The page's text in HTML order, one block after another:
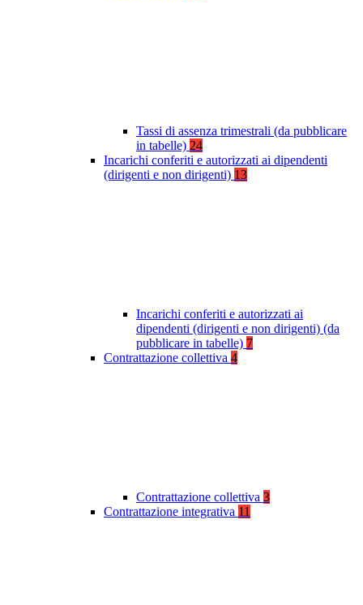
Tassi di assenza trimestrali (da pubblicare
in tabelle) 24
Incarichi conferiti e autorizzati ai dipendenti
(dirigenti e non dirigenti) 13
Incarichi conferiti e autorizzati ai
dipendenti (dirigenti e non dirigenti) (da
pubblicare in tabelle) 7
Contrattazione collettiva 4
Contrattazione collettiva 3
Contrattazione integrativa 11